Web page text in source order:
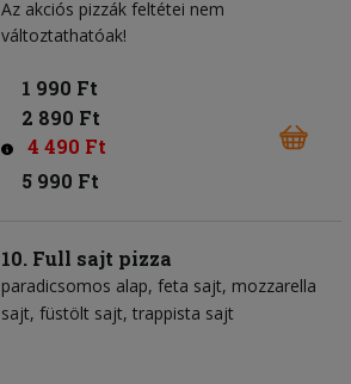
Az akciós pizzák feltétei nem
változtathatóak!
1 990 Ft
2 890 Ft
4 490 Ft
5 990 Ft
10. Full sajt pizza
paradicsomos alap feta sajt mozzarella
sajt füstölt sajt trappista sajt